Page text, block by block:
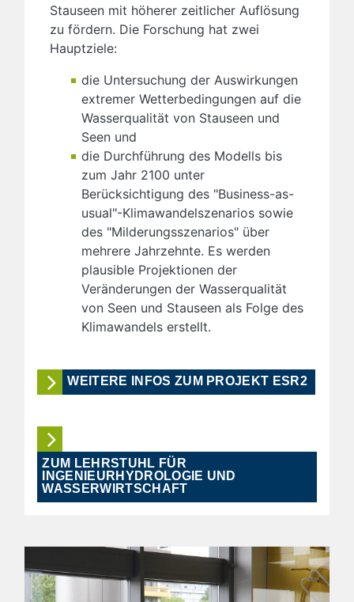
Stauseen mit höherer zeitlicher Auflösung
zu fördern. Die Forschung hat zwei
Hauptziele:
die Untersuchung der Auswirkungen
extremer Wetterbedingungen auf die
Wasserqualität von Stauseen und
Seen und
die Durchführung des Modells bis
zum Jahr 2100 unter
Berücksichtigung des "Business-as-
usual"-Klimawandelszenarios sowie
des "Milderungsszenarios" über
mehrere Jahrzehnte. Es werden
plausible Projektionen der
Veränderungen der Wasserqualität
von Seen und Stauseen als Folge des
Klimawandels erstellt.
WEITERE INFOS ZUM PROJEKT ESR2
ZUM LEHRSTUHL FÜR
INGENIEURHYDROLOGIE UND
WASSERWIRTSCHAFT